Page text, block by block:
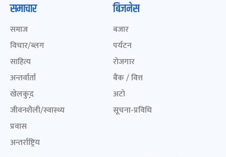
समाचार
समाज
विचार/ब्लग
साहित्य
अन्तर्वार्ता
खेलकुद़़
जीवनशैली/स्वास्थ्य
प्रवास
अन्तर्राष्ट्रिय
बिजनेस
बजार
पर्यटन
रोजगार
बैंक / वित्त
अटो
सूचना-प्रविधि